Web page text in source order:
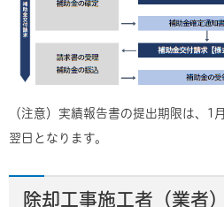
（注意）実績報告書の提出期限は、1
翌日となります。
除却工事施工者（業者）